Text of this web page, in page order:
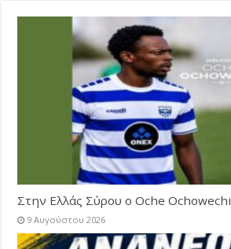
Στην Ελλάς Σύρου ο Oche Ochowechi
9 Αυγούστου 2026